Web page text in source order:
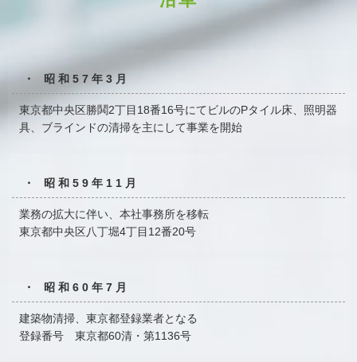
・ 昭和57年3月
東京都中央区勝鬨2丁目18番16号にてビルのPタイル床、 照明器
具、ブラインドの清掃を主にして事業を開始
・ 昭和59年11月
業務の拡大に伴い、本社事務所を移転
東京都中央区八丁堀4丁目12番20号
・ 昭和60年7月
建築物清掃、東京都登録業者となる
登録番号 東京都60清・第1136号